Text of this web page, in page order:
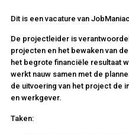
Dit is een vacature van
De projectleider is
projecten en het bewaken van
het begrote financiële resultaat
werkt nauw samen met de
de uitvoering van het project de
en werkgever.
Taken: